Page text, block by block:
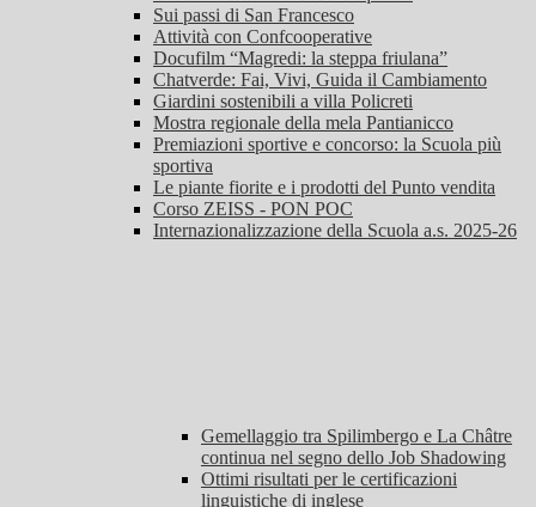
Sui passi di San Francesco
Attività con Confcooperative
Docufilm “Magredi: la steppa friulana”
Chatverde: Fai, Vivi, Guida il Cambiamento
Giardini sostenibili a villa Policreti
Mostra regionale della mela Pantianicco
Premiazioni sportive e concorso: la Scuola più
sportiva
Le piante fiorite e i prodotti del Punto vendita
Corso ZEISS - PON POC
Internazionalizzazione della Scuola a.s. 2025-26
Gemellaggio tra Spilimbergo e La Châtre
continua nel segno dello Job Shadowing
Ottimi risultati per le certificazioni
linguistiche di inglese